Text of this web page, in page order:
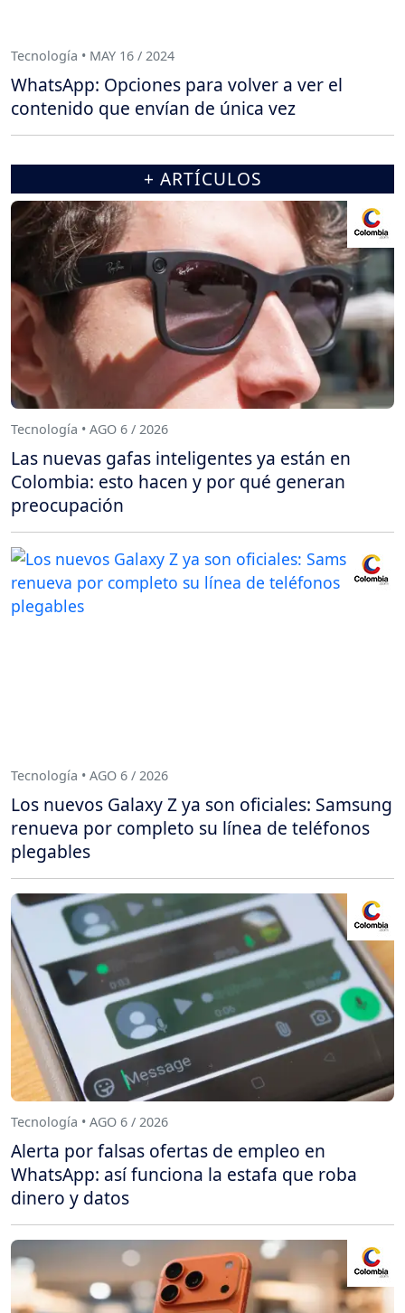
Tecnología • MAY 16 / 2024
WhatsApp: Opciones para volver a ver el
contenido que envían de única vez
+ ARTÍCULOS
Tecnología • AGO 6 / 2026
Las nuevas gafas inteligentes ya están en
Colombia: esto hacen y por qué generan
preocupación
Tecnología • AGO 6 / 2026
Los nuevos Galaxy Z ya son oficiales: Samsung
renueva por completo su línea de teléfonos
plegables
Tecnología • AGO 6 / 2026
Alerta por falsas ofertas de empleo en
WhatsApp: así funciona la estafa que roba
dinero y datos